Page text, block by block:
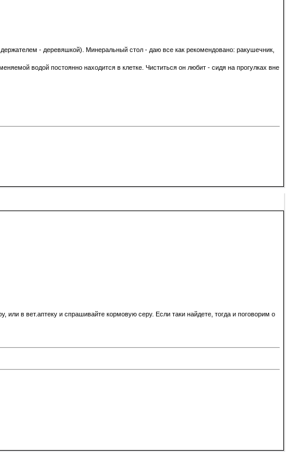
- деревяшкой). Минеральный стол - даю все как рекомендовано: ракушечник,
водой постоянно находится в клетке. Чиститься он любит - сидя на прогулках вне
в вет.аптеку и спрашивайте кормовую серу. Если таки найдете, тогда и поговорим о